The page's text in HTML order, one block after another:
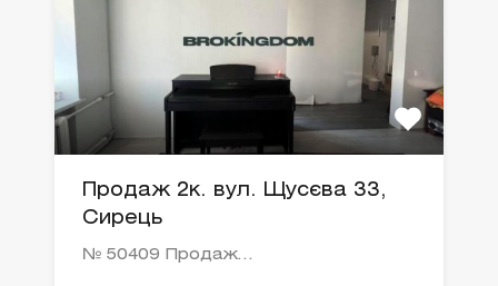
Продаж 2к. вул. Щусєва 33,
Сирець
№ 50409 Продаж…